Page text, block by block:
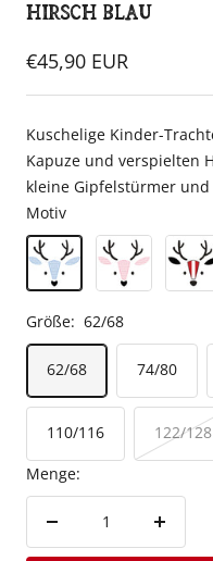
Hirsch blau
Angebotspreis
€45,90 EUR
Kuschelige Kinder-
Kapuze und verspielten
kleine Gipfelstürmer und
Motiv
Größe: 62/68
62/68 74/80
110/116
122/128
Menge:
Menge